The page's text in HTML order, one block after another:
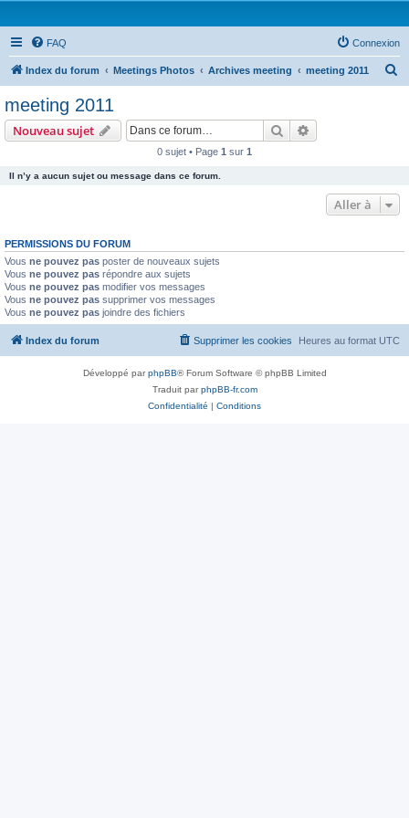
FAQ Connexion
Index du forum Meetings Photos Archives meeting meeting 2011
meeting 2011
Nouveau sujet Rechercher
0 sujet • Page 1 sur 1
Il n’y a aucun sujet ou message dans ce forum.
Aller à
PERMISSIONS DU FORUM
Vous ne pouvez pas poster de nouveaux sujets
Vous ne pouvez pas répondre aux sujets
Vous ne pouvez pas modifier vos messages
Vous ne pouvez pas supprimer vos messages
Vous ne pouvez pas joindre des fichiers
Index du forum Heures au format UTC
Supprimer les cookies
Développé parphpBB® Forum Software © phpBB Limited
Traduit parphpBB-fr.com
Confidentialité | Conditions